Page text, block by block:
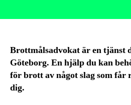
Brottmålsadvokat är en tjänst
Göteborg. En hjälp du kan
för brott av något slag som
dig.